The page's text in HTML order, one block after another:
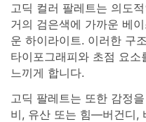
고딕 컬러 팔레트는 의도
거의 검은색에 가까운 베
운 하이라이트. 이러한 구
타이포그래피와 초점 요
느끼게 합니다.
고딕 팔레트는 또한 감정
비, 유산 또는 힘—버건디,